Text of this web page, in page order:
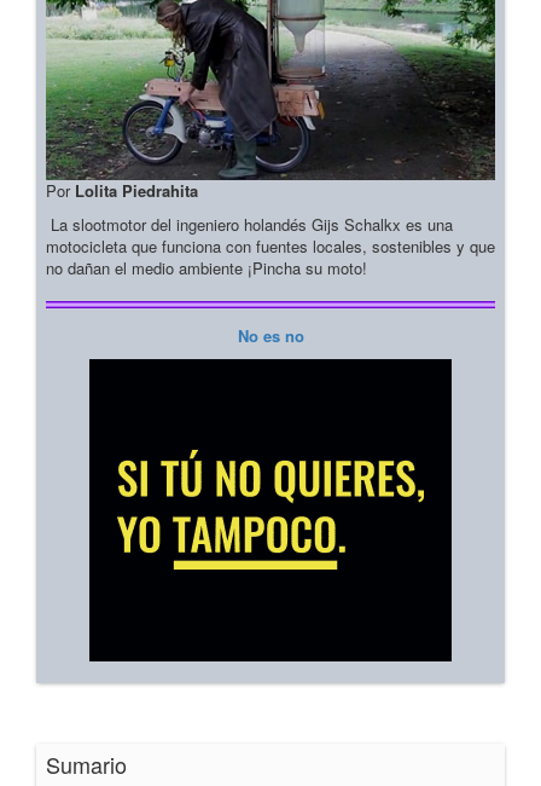
Por Lolita Piedrahita
La slootmotor del ingeniero holandés Gijs Schalkx es una
motocicleta que funciona con fuentes locales, sostenibles y que
no dañan el medio ambiente ¡Pincha su moto!
No es no
Sumario